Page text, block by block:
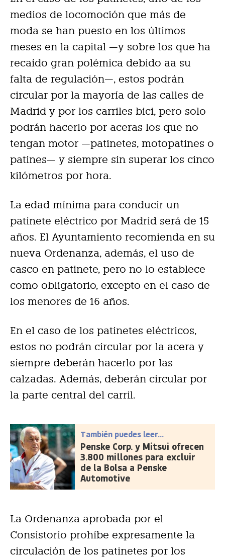
medios de locomoción que más de
moda se han puesto en los últimos
meses en la capital —y sobre los que ha
recaído gran polémica debido aa su
falta de regulación—, estos podrán
circular por la mayoría de las calles de
Madrid y por los carriles bici, pero solo
podrán hacerlo por aceras los que no
tengan motor —patinetes, motopatines o
patines— y siempre sin superar los cinco
kilómetros por hora.
La edad mínima para conducir un
patinete eléctrico por Madrid será de 15
años. El Ayuntamiento recomienda en su
nueva Ordenanza, además, el uso de
casco en patinete, pero no lo establece
como obligatorio, excepto en el caso de
los menores de 16 años.
En el caso de los patinetes eléctricos,
estos no podrán circular por la acera y
siempre deberán hacerlo por las
calzadas. Además, deberán circular por
la parte central del carril.
También puedes leer...
Penske Corp. y Mitsui ofrecen
3.800 millones para excluir
de la Bolsa a Penske
Automotive
La Ordenanza aprobada por el
Consistorio prohíbe expresamente la
circulación de los patinetes por los